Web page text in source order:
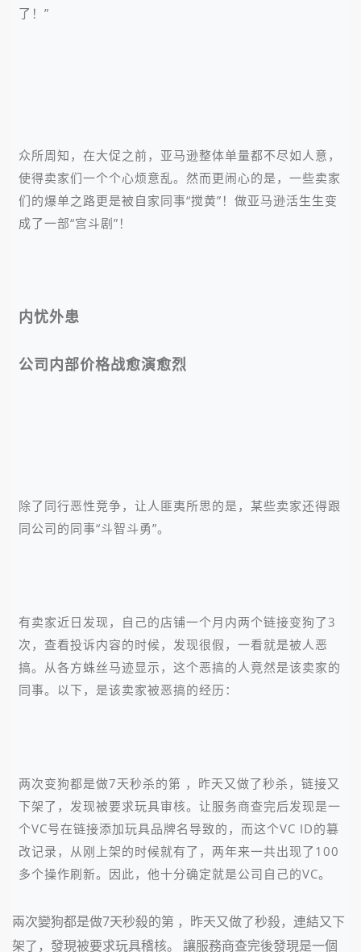
了！”
众所周知，在大促之前，亚马逊整体单量都不尽如人意，
使得卖家们一个个心烦意乱。然而更闹心的是，一些卖家
们的爆单之路更是被自家同事“搅黄”！做亚马逊活生生变
成了一部“宫斗剧”！
内忧外患
公司内部价格战愈演愈烈
除了同行恶性竞争，让人匪夷所思的是，某些卖家还得跟
同公司的同事“斗智斗勇”。
有卖家近日发现，自己的店铺一个月内两个链接变狗了3
次，查看投诉内容的时候，发现很假，一看就是被人恶
搞。从各方蛛丝马迹显示，这个恶搞的人竟然是该卖家的
同事。以下，是该卖家被恶搞的经历：
两次变狗都是做7天秒杀的第 ，昨天又做了秒杀，链接又
下架了，发现被要求玩具审核。让服务商查完后发现是一
个VC号在链接添加玩具品牌名导致的，而这个VC ID的篡
改记录，从刚上架的时候就有了，两年来一共出现了100
多个操作刷新。因此，他十分确定就是公司自己的VC。
兩次變狗都是做7天秒殺的第 ，昨天又做了秒殺，連結又下
架了，發現被要求玩具稽核。 讓服務商查完後發現是一個